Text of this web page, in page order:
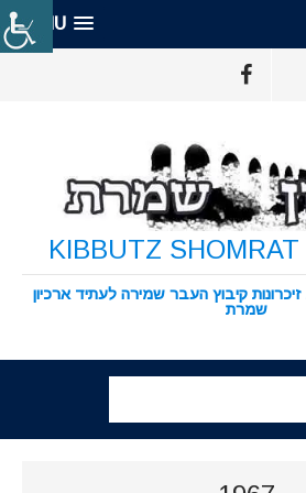
MENU
ARCHION SHOMRAT זיכרונות קיבוץ העבר שמירה לעתיד ארכיון
שמרת